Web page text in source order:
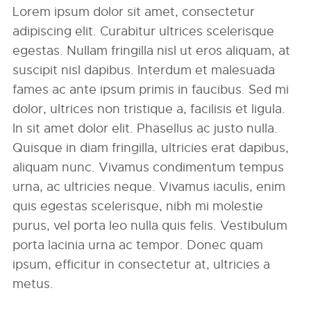
Lorem ipsum dolor sit amet, consectetur
adipiscing elit. Curabitur ultrices scelerisque
egestas. Nullam fringilla nisl ut eros aliquam, at
suscipit nisl dapibus. Interdum et malesuada
fames ac ante ipsum primis in faucibus. Sed mi
dolor, ultrices non tristique a, facilisis et ligula.
In sit amet dolor elit. Phasellus ac justo nulla.
Quisque in diam fringilla, ultricies erat dapibus,
aliquam nunc. Vivamus condimentum tempus
urna, ac ultricies neque. Vivamus iaculis, enim
quis egestas scelerisque, nibh mi molestie
purus, vel porta leo nulla quis felis. Vestibulum
porta lacinia urna ac tempor. Donec quam
ipsum, efficitur in consectetur at, ultricies a
metus.